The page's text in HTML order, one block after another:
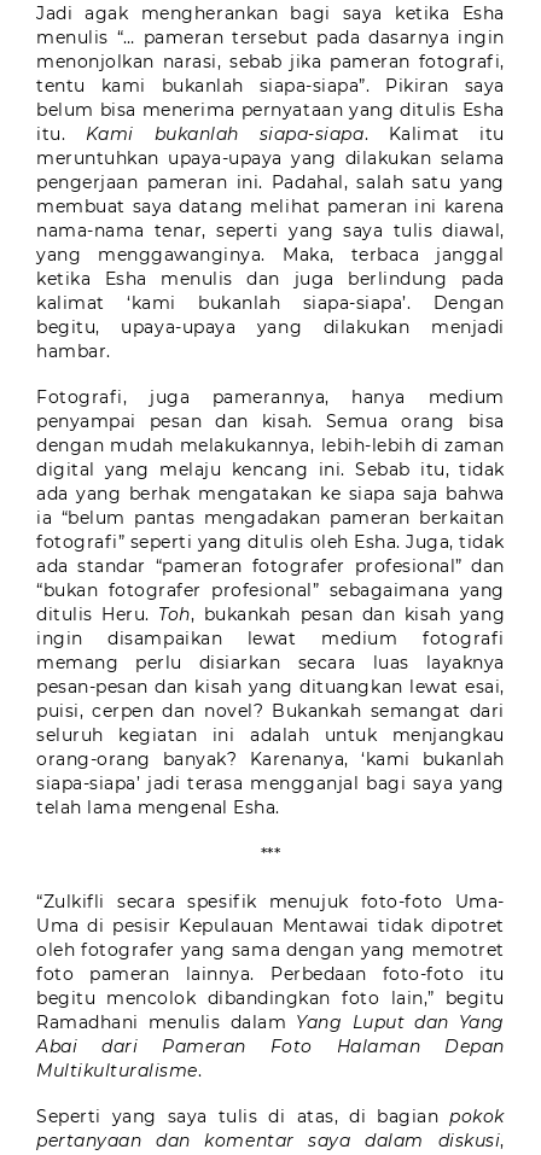
Jadi agak mengherankan bagi saya ketika Esha
menulis “… pameran tersebut pada dasarnya ingin
menonjolkan narasi, sebab jika pameran fotografi,
tentu kami bukanlah siapa-siapa”. Pikiran saya
belum bisa menerima pernyataan yang ditulis Esha
itu. Kami bukanlah siapa-siapa. Kalimat itu
meruntuhkan upaya-upaya yang dilakukan selama
pengerjaan pameran ini. Padahal, salah satu yang
membuat saya datang melihat pameran ini karena
nama-nama tenar, seperti yang saya tulis diawal,
yang menggawanginya. Maka, terbaca janggal
ketika Esha menulis dan juga berlindung pada
kalimat ‘kami bukanlah siapa-siapa’. Dengan
begitu, upaya-upaya yang dilakukan menjadi
hambar.
Fotografi, juga pamerannya, hanya medium
penyampai pesan dan kisah. Semua orang bisa
dengan mudah melakukannya, lebih-lebih di zaman
digital yang melaju kencang ini. Sebab itu, tidak
ada yang berhak mengatakan ke siapa saja bahwa
ia “belum pantas mengadakan pameran berkaitan
fotografi” seperti yang ditulis oleh Esha. Juga, tidak
ada standar “pameran fotografer profesional” dan
“bukan fotografer profesional” sebagaimana yang
ditulis Heru. Toh, bukankah pesan dan kisah yang
ingin disampaikan lewat medium fotografi
memang perlu disiarkan secara luas layaknya
pesan-pesan dan kisah yang dituangkan lewat esai,
puisi, cerpen dan novel? Bukankah semangat dari
seluruh kegiatan ini adalah untuk menjangkau
orang-orang banyak? Karenanya, ‘kami bukanlah
siapa-siapa’ jadi terasa mengganjal bagi saya yang
telah lama mengenal Esha.
***
“Zulkifli secara spesifik menujuk foto-foto Uma-
Uma di pesisir Kepulauan Mentawai tidak dipotret
oleh fotografer yang sama dengan yang memotret
foto pameran lainnya. Perbedaan foto-foto itu
begitu mencolok dibandingkan foto lain,” begitu
Ramadhani menulis dalam Yang Luput dan Yang
Abai dari Pameran Foto Halaman Depan
Multikulturalisme.
Seperti yang saya tulis di atas, di bagianpokok
pertanyaan dan komentar saya dalam diskusi,